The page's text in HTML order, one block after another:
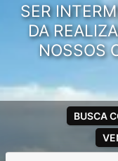
SER
DA
NOSSOS
BUSCA